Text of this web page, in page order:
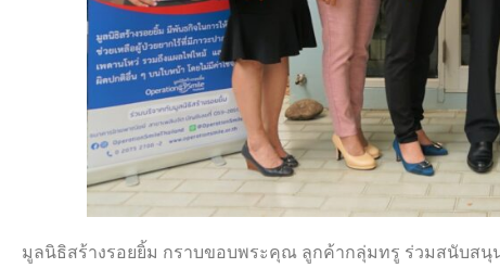
มูลนิธิสร้างรอยยิ้ม กราบขอบพระคุณ ลูกค้ากลุ่มทรู ร่วมสนับสนุ